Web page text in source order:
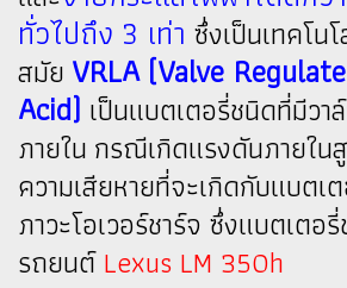
ทั่วไปถึง 3 เท่า ซึ่งเป็นเทคโน
สมัย VRLA (Valve
Acid) เป็นแบตเตอรี่ชนิดที่มีวา
ภายใน กรณีเกิดแรงดันภายใน
ความเสียหายที่จะเกิดกับแบตเ
ภาวะโอเวอร์ชาร์จ ซึ่งแบตเตอ
รถยนต์Lexus LM 350h